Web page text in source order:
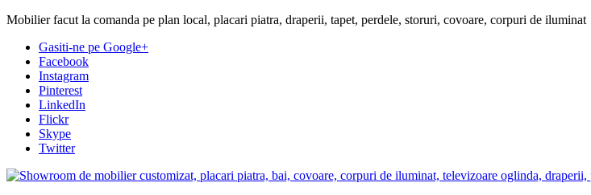
Mobilier facut la comanda pe plan local, placari piatra, draperii, tapet, perdele, storuri, covoare, corpuri de iluminat
Gasiti-ne pe Google+
Facebook
Instagram
Pinterest
LinkedIn
Flickr
Skype
Twitter